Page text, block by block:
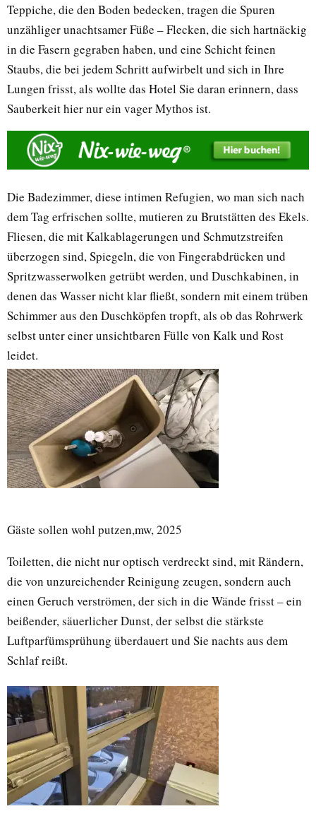
Teppiche, die den Boden bedecken, tragen die Spuren
unzähliger unachtsamer Füße – Flecken, die sich hartnäckig
in die Fasern gegraben haben, und eine Schicht feinen
Staubs, die bei jedem Schritt aufwirbelt und sich in Ihre
Lungen frisst, als wollte das Hotel Sie daran erinnern, dass
Sauberkeit hier nur ein vager Mythos ist.
Die Badezimmer, diese intimen Refugien, wo man sich nach
dem Tag erfrischen sollte, mutieren zu Brutstätten des Ekels.
Fliesen, die mit Kalkablagerungen und Schmutzstreifen
überzogen sind, Spiegeln, die von Fingerabdrücken und
Spritzwasserwolken getrübt werden, und Duschkabinen, in
denen das Wasser nicht klar fließt, sondern mit einem trüben
Schimmer aus den Duschköpfen tropft, als ob das Rohrwerk
selbst unter einer unsichtbaren Fülle von Kalk und Rost
leidet.
Gäste sollen wohl putzen,mw, 2025
Toiletten, die nicht nur optisch verdreckt sind, mit Rändern,
die von unzureichender Reinigung zeugen, sondern auch
einen Geruch verströmen, der sich in die Wände frisst – ein
beißender, säuerlicher Dunst, der selbst die stärkste
Luftparfümsprühung überdauert und Sie nachts aus dem
Schlaf reißt.